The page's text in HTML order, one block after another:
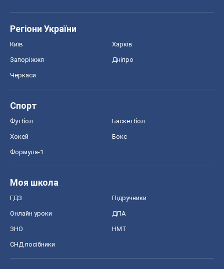
Регіони України
Київ Харків
Запоріжжя Дніпро
Черкаси
Спорт
Футбол Баскетбол
Хокей Бокс
Формула-1
Моя школа
ГДЗ Підручники
Онлайн уроки ДПА
ЗНО НМТ
СНД посібники